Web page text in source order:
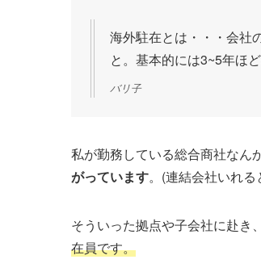
海外駐在とは・・・会社
と。基本的には3~5年ほ
バリ子
私が勤務している総合商社なん
がっています。(連結会社いれ
そういった拠点や子会社に赴き、
在員です。